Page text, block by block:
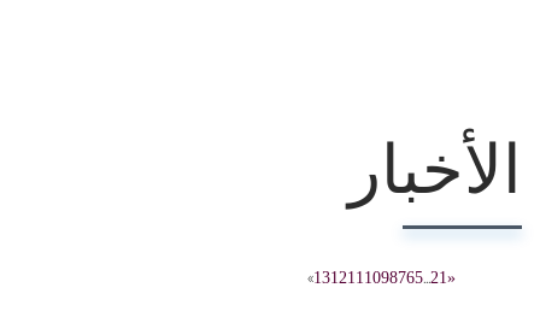
الأخبار
«
1
2
...
5
6
7
8
9
10
11
12
13
»